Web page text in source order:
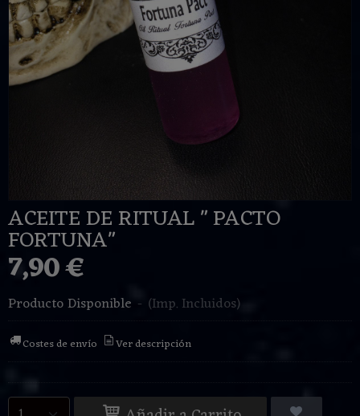
ACEITE DE RITUAL " PACTO
FORTUNA"
7,90 €
Producto Disponible - (Imp. Incluidos)
Costes de envío Ver descripción